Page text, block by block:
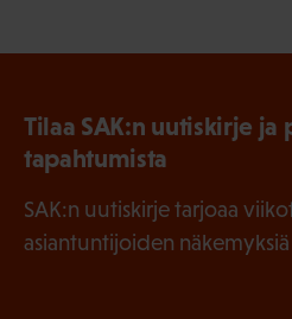
Tilaa SAK:n uutiskirje ja
tapahtumista
SAK:n uutiskirje tarjoaa
asiantuntijoiden näkemyksiä